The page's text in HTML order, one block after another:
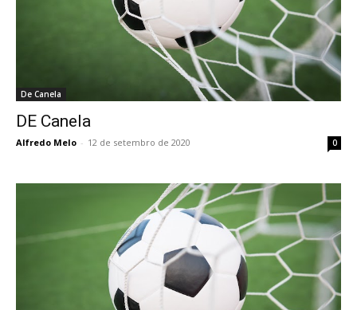
De Canela
DE Canela
Alfredo Melo - 12 de setembro de 2020 0